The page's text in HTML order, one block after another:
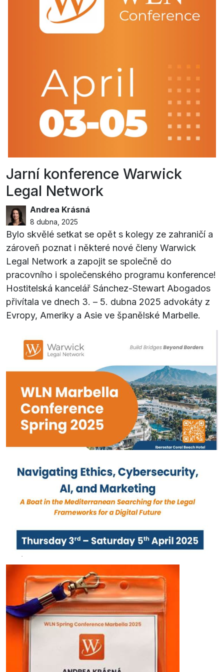
Jarní konference Warwick
Legal Network
Andrea Krásná
8 dubna, 2025
Bylo skvělé setkat se opět s kolegy ze zahraničí a
zároveň poznat i některé nové členy Warwick
Legal Network a zapojit se společně do
pracovního i společenského programu konference!
Hostitelská kancelář Sánchez-Stewart Abogados
přivítala ve dnech 3. – 5. dubna 2025 advokáty z
Evropy, Ameriky a Asie ve španělské Marbelle.